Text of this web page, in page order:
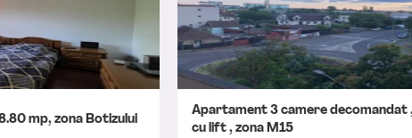
mp, zona Botizului
Apartament 3 camere decomandat
cu lift , zona M15